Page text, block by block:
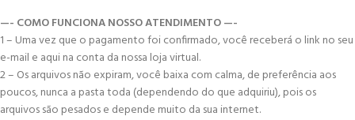
—- COMO FUNCIONA NOSSO ATENDIMENTO —-
1 – Uma vez que o pagamento foi confirmado, você receberá o link no seu
e-mail e aqui na conta da nossa loja virtual.
2 – Os arquivos não expiram, você baixa com calma, de preferência aos
poucos, nunca a pasta toda (dependendo do que adquiriu), pois os
arquivos são pesados e depende muito da sua internet.